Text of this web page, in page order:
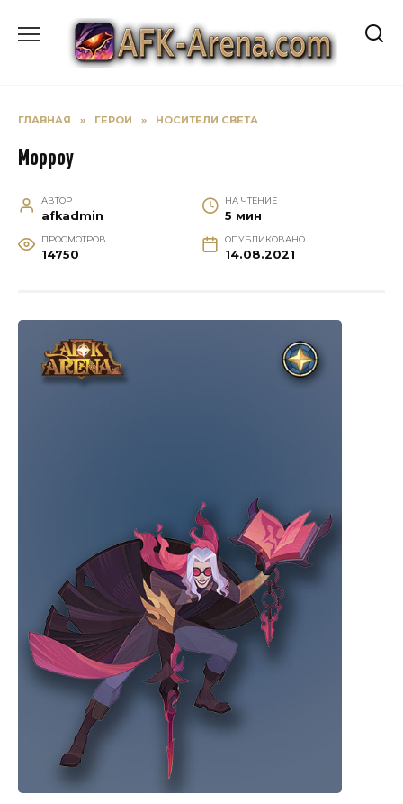
содержанию
ГЛАВНАЯ » ГЕРОИ » НОСИТЕЛИ СВЕТА
Морроу
АВТОР
afkadmin
НА ЧТЕНИЕ
5 мин
ПРОСМОТРОВ
14750
ОПУБЛИКОВАНО
14.08.2021